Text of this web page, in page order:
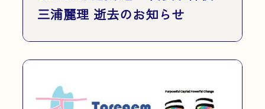
三浦麗理 逝去のお知らせ